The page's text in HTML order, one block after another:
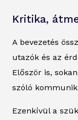
Kritika,
A bevezetés
utazók és az
Először is,
szóló
Ezenkívül a